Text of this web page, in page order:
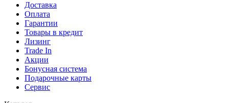
Доставка
Оплата
Гарантии
Товары в кредит
Лизинг
Trade In
Акции
Бонусная система
Подарочные карты
Сервис